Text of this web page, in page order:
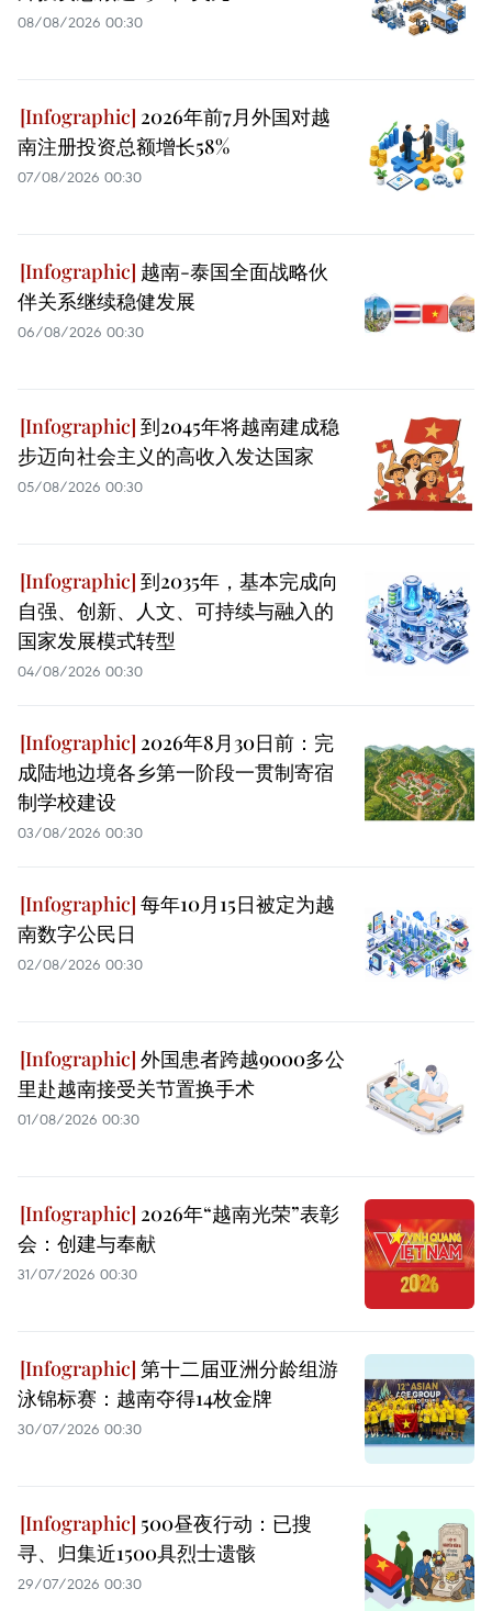
08/08/2026 00:30
2026年前7月外国对越
南注册投资总额增长58%
07/08/2026 00:30
越南-泰国全面战略伙
伴关系继续稳健发展
06/08/2026 00:30
到2045年将越南建成稳
步迈向社会主义的高收入发达国家
05/08/2026 00:30
到2035年，基本完成向
自强、创新、人文、可持续与融入的
国家发展模式转型
04/08/2026 00:30
2026年8月30日前：完
成陆地边境各乡第一阶段一贯制寄宿
制学校建设
03/08/2026 00:30
每年10月15日被定为越
南数字公民日
02/08/2026 00:30
外国患者跨越9000多公
里赴越南接受关节置换手术
01/08/2026 00:30
2026年“越南光荣”表彰
会：创建与奉献
31/07/2026 00:30
第十二届亚洲分龄组游
泳锦标赛：越南夺得14枚金牌
30/07/2026 00:30
500昼夜行动：已搜
寻、归集近1500具烈士遗骸
29/07/2026 00:30